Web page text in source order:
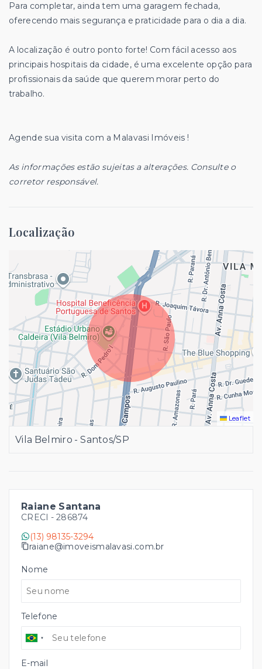
Raiane Santana
CRECI - 286874
(13) 98135-3294
raiane@imoveismalavasi.com.br
Nome
Telefone
E-mail
Para completar, ainda tem uma garagem fechada,
oferecendo mais segurança e praticidade para o dia a dia.
A localização é outro ponto forte! Com fácil acesso aos
principais hospitais da cidade, é uma excelente opção para
profissionais da saúde que querem morar perto do
trabalho.
Agende sua visita com a Malavasi Imóveis !
As informações estão sujeitas a alterações. Consulte o
corretor responsável.
Localização
Leaflet
Vila Belmiro - Santos/SP